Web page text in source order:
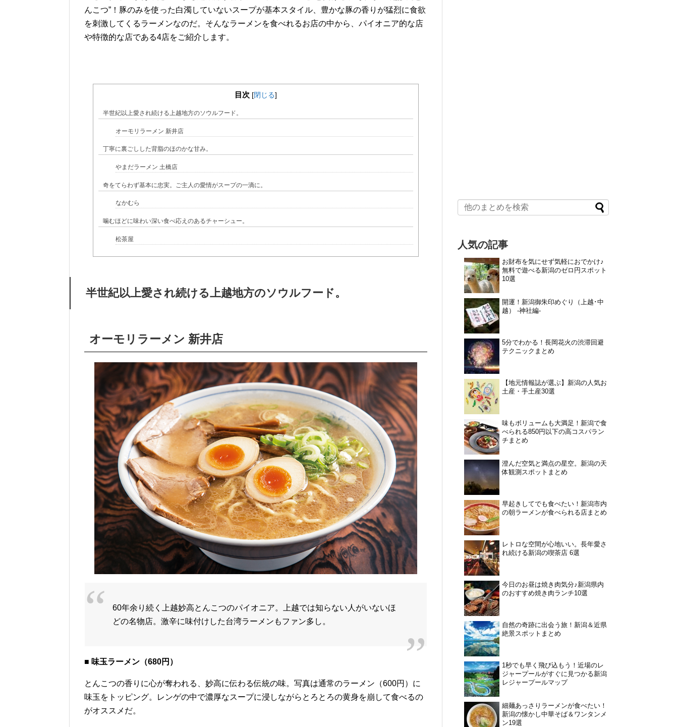
んこつ”！豚のみを使った白濁していないスープが基本スタイル、豊かな豚の香りが猛烈に食欲
を刺激してくるラーメンなのだ。そんなラーメンを食べれるお店の中から、パイオニア的な店
や特徴的な店である4店をご紹介します。
目次 [閉じる]
半世紀以上愛され続ける上越地方のソウルフード。
オーモリラーメン 新井店
丁寧に裏ごしした背脂のほのかな甘み。
やまだラーメン 土橋店
奇をてらわず基本に忠実。ご主人の愛情がスープの一滴に。
なかむら
噛むほどに味わい深い食べ応えのあるチャーシュー。
松茶屋
半世紀以上愛され続ける上越地方のソウルフード。
オーモリラーメン 新井店
60年余り続く上越妙高とんこつのパイオニア。上越では知らない人がいないほ
どの名物店。激辛に味付けした台湾ラーメンもファン多し。
■ 味玉ラーメン（680円）
とんこつの香りに心が奪われる、妙高に伝わる伝統の味。写真は通常のラーメン（600円）に
味玉をトッピング。レンゲの中で濃厚なスープに浸しながらとろとろの黄身を崩して食べるの
がオススメだ。
人気の記事
お財布を気にせず気軽におでかけ♪
無料で遊べる新潟のゼロ円スポット
10選
開運！新潟御朱印めぐり（上越･中
越） -神社編-
5分でわかる！長岡花火の渋滞回避
テクニックまとめ
【地元情報誌が選ぶ】新潟の人気お
土産・手土産30選
味もボリュームも大満足！新潟で食
べられる850円以下の高コスパラン
チまとめ
澄んだ空気と満点の星空。新潟の天
体観測スポットまとめ
早起きしてでも食べたい！新潟市内
の朝ラーメンが食べられる店まとめ
レトロな空間が心地いい。長年愛さ
れ続ける新潟の喫茶店 6選
今日のお昼は焼き肉気分♪新潟県内
のおすすめ焼き肉ランチ10選
自然の奇跡に出会う旅！新潟＆近県
絶景スポットまとめ
1秒でも早く飛び込もう！近場のレ
ジャープールがすぐに見つかる新潟
レジャープールマップ
細麺あっさりラーメンが食べたい！
新潟の懐かし中華そば＆ワンタンメ
ン19選